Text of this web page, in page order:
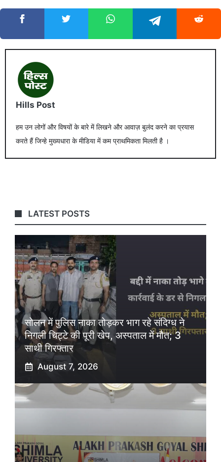
Hills Post
हम उन लोगों और विषयों के बारे में लिखने और आवाज़ बुलंद करने का प्रयास
करते हैं जिन्हे मुख्यधारा के मीडिया में कम प्राथमिकता मिलती है ।
LATEST POSTS
सोलन में पुलिस नाका तोड़कर भाग रहे संदिग्ध ने
निगली चिट्टे की पूरी खेप, अस्पताल में मौत; 3
साथी गिरफ्तार
August 7, 2026